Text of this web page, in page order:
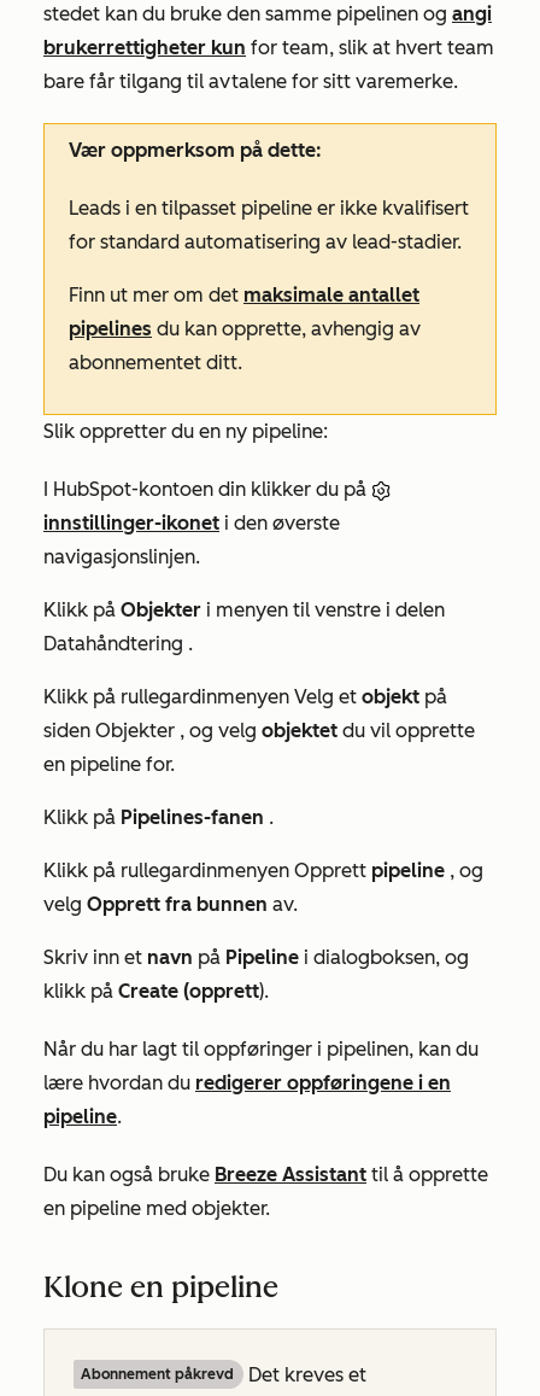
stedet kan du bruke den samme pipelinen og angi
brukerrettigheter kun for team, slik at hvert team
bare får tilgang til avtalene for sitt varemerke.
Vær oppmerksom på dette:
Leads i en tilpasset pipeline er ikke kvalifisert
for standard automatisering av lead-stadier.
Finn ut mer om det maksimale antallet
pipelines du kan opprette, avhengig av
abonnementet ditt.
Slik oppretter du en ny pipeline:
I HubSpot-kontoen din klikker du på
innstillinger-ikonet i den øverste
navigasjonslinjen.
Klikk på Objekter i menyen til venstre i delen
Datahåndtering .
Klikk på rullegardinmenyen Velg et objekt på
siden Objekter , og velg objektet du vil opprette
en pipeline for.
Klikk på Pipelines-fanen .
Klikk på rullegardinmenyen Opprett pipeline , og
velg Opprett fra bunnen av.
Skriv inn et navn på Pipeline i dialogboksen, og
klikk på Create (opprett).
Når du har lagt til oppføringer i pipelinen, kan du
lære hvordan du redigerer oppføringene i en
pipeline.
Du kan også bruke Breeze Assistant til å opprette
en pipeline med objekter.
Klone en pipeline
Abonnement påkrevd
Det kreves et